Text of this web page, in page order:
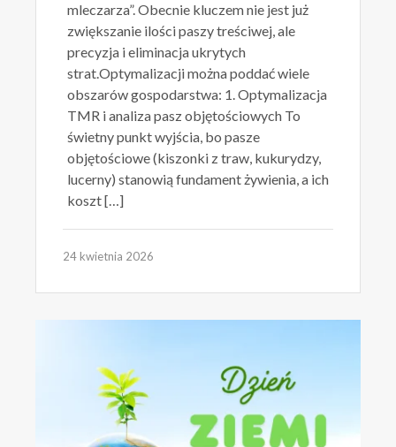
mleczarza”. Obecnie kluczem nie jest już
zwiększanie ilości paszy treściwej, ale
precyzja i eliminacja ukrytych
strat.Optymalizacji można poddać wiele
obszarów gospodarstwa: 1. Optymalizacja
TMR i analiza pasz objętościowych To
świetny punkt wyjścia, bo pasze
objętościowe (kiszonki z traw, kukurydzy,
lucerny) stanowią fundament żywienia, a ich
koszt […]
24 kwietnia 2026